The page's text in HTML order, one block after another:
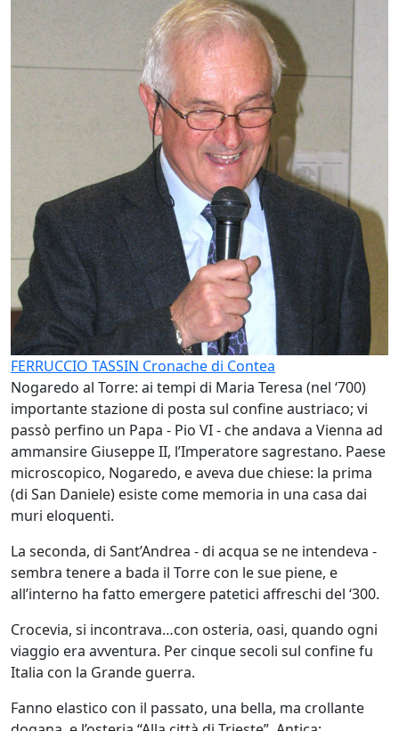
FERRUCCIO TASSIN Cronache di Contea
Nogaredo al Torre: ai tempi di Maria Teresa (nel ‘700)
importante stazione di posta sul confine austriaco; vi
passò perfino un Papa - Pio VI - che andava a Vienna ad
ammansire Giuseppe II, l’Imperatore sagrestano. Paese
microscopico, Nogaredo, e aveva due chiese: la prima
(di San Daniele) esiste come memoria in una casa dai
muri eloquenti.
La seconda, di Sant’Andrea - di acqua se ne intendeva -
sembra tenere a bada il Torre con le sue piene, e
all’interno ha fatto emergere patetici affreschi del ‘300.
Crocevia, si incontrava…con osteria, oasi, quando ogni
viaggio era avventura. Per cinque secoli sul confine fu
Italia con la Grande guerra.
Fanno elastico con il passato, una bella, ma crollante